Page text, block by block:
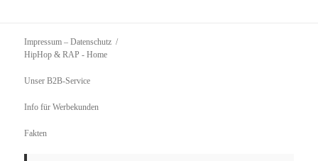
Impressum – Datenschutz
HipHop & RAP - Home
Unser B2B-Service
Info für Werbekunden
Fakten